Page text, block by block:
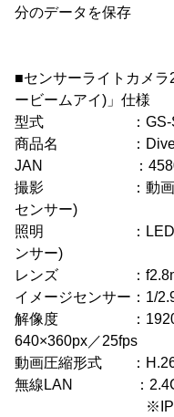
分のデータを保存
■センサーライトカメ
ービームアイ)」仕様
型式 ：GS-
商品名 ：Dive-y
JAN ：
撮影 ：動画・静
センサー)
照明 ：LEDライ
ンサー)
レンズ ：
イメージセンサー：1/
解像度 ：
640×360px／25fps
動画圧縮形式 ：
無線LAN ：
※IPv6やシェ